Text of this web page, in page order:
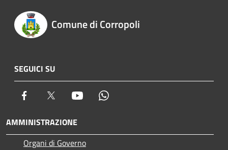
Comune di Corropoli
SEGUICI SU
Facebook Twitter Youtube
AMMINISTRAZIONE
Organi di Governo